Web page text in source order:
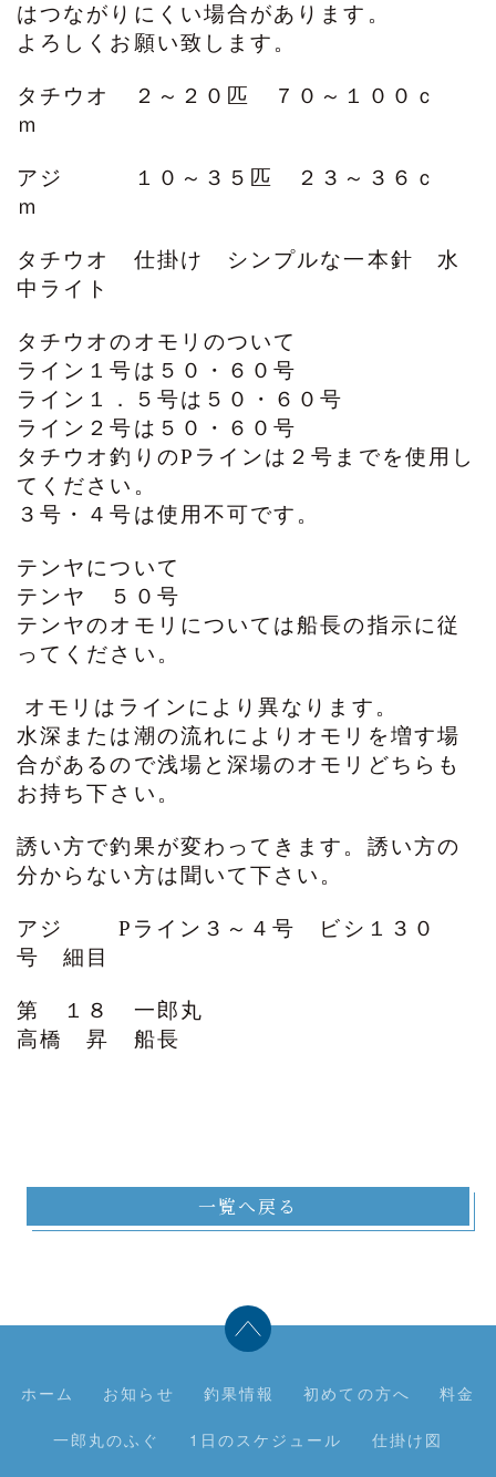
はつながりにくい場合があります。
よろしくお願い致します。
タチウオ ２～２０匹 ７０～１００ｃ
ｍ
アジ １０～３５匹 ２３～３６ｃ
ｍ
タチウオ 仕掛け シンプルな一本針 水
中ライト
タチウオのオモリのついて
ライン１号は５０・６０号
ライン１．５号は５０・６０号
ライン２号は５０・６０号
タチウオ釣りのPラインは２号までを使用し
てください。
３号・４号は使用不可です。
テンヤについて
テンヤ ５０号
テンヤのオモリについては船長の指示に従
ってください。
オモリはラインにより異なります。
水深または潮の流れによりオモリを増す場
合があるので浅場と深場のオモリどちらも
お持ち下さい。
誘い方で釣果が変わってきます。誘い方の
分からない方は聞いて下さい。
アジ Pライン３～４号 ビシ１３０
号 細目
第 １８ 一郎丸
高橋 昇 船長
一覧へ戻る
ホーム お知らせ 釣果情報 初めての方へ 料金
一郎丸のふぐ 1日のスケジュール 仕掛け図